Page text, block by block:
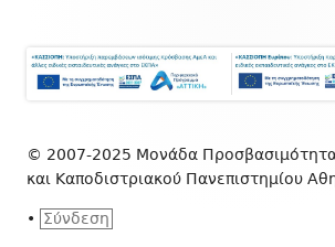
© 2007-2025 Μονάδα
και Καποδιστριακού Πανεπιστημίου
• Σύνδεση